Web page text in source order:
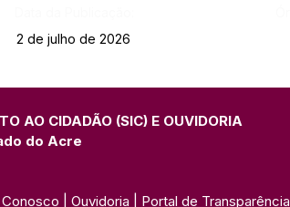
2 de julho de 2026
AO CIDADÃO (SIC) E OUVIDORIA
do Acre
Conosco Ouvidoria Portal de Transparência